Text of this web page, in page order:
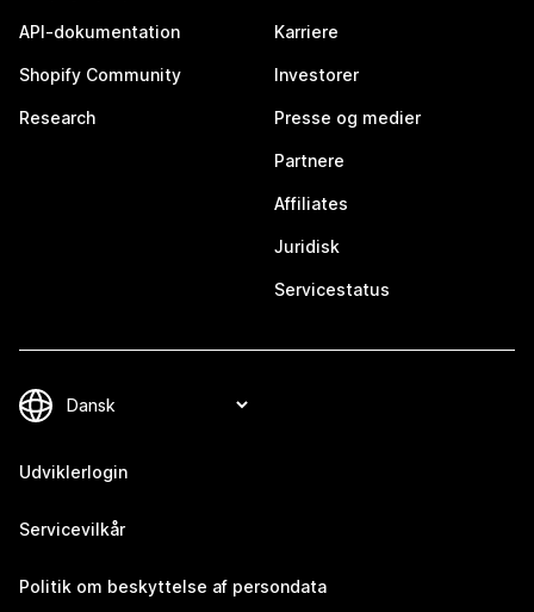
API-dokumentation
Shopify Community
Research
Karriere
Investorer
Presse og medier
Partnere
Affiliates
Juridisk
Servicestatus
Udviklerlogin
Servicevilkår
Politik om beskyttelse af persondata